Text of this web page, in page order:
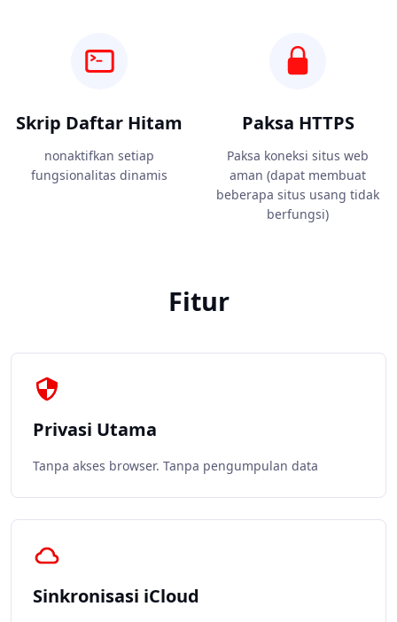
Skrip Daftar Hitam
nonaktifkan setiap
fungsionalitas dinamis
Paksa HTTPS
Paksa koneksi situs web
aman (dapat membuat
beberapa situs usang tidak
berfungsi)
Fitur
Privasi Utama
Tanpa akses browser. Tanpa pengumpulan data
Sinkronisasi iCloud